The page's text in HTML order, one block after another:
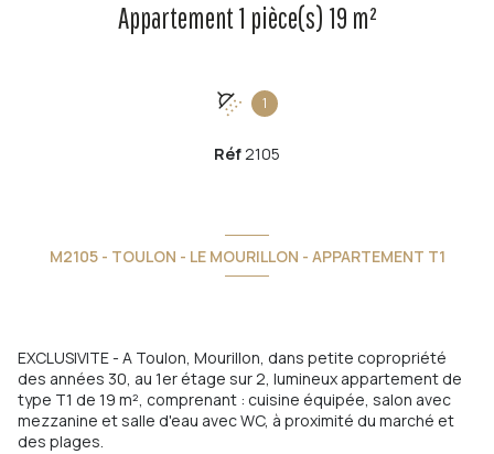
Appartement 1 pièce(s) 19 m²
1
Réf2105
M2105 - TOULON - LE MOURILLON - APPARTEMENT T1
EXCLUSIVITE - A Toulon, Mourillon, dans petite copropriété
des années 30, au 1er étage sur 2, lumineux appartement de
type T1 de 19 m², comprenant : cuisine équipée, salon avec
mezzanine et salle d'eau avec WC, à proximité du marché et
des plages.